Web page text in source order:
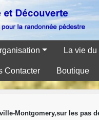
La vie
Contacter Boutique
Montgomery,sur les pas
cookies